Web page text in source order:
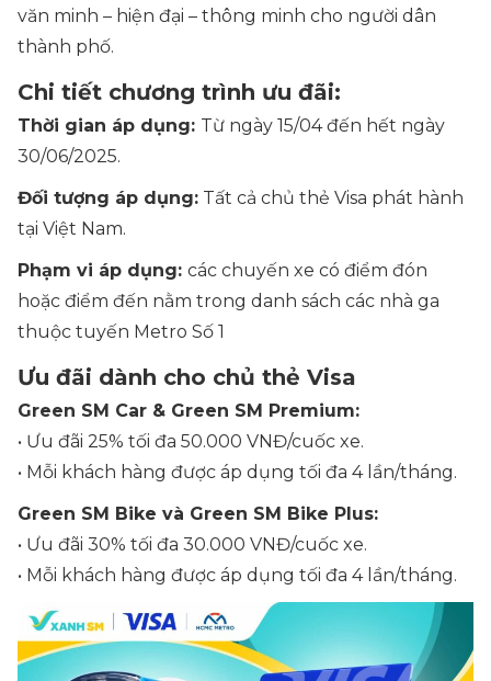
văn minh – hiện đại – thông minh cho người dân
thành phố.
Chi tiết chương trình ưu đãi:
Thời gian áp dụng: Từ ngày 15/04 đến hết ngày
30/06/2025.
Đối tượng áp dụng: Tất cả chủ thẻ Visa phát hành
tại Việt Nam.
Phạm vi áp dụng: các chuyến xe có điểm đón
hoặc điểm đến nằm trong danh sách các nhà ga
thuộc tuyến Metro Số 1
Ưu đãi dành cho chủ thẻ Visa
Green SM Car & Green SM Premium:
• Ưu đãi 25% tối đa 50.000 VNĐ/cuốc xe.
• Mỗi khách hàng được áp dụng tối đa 4 lần/tháng.
Green SM Bike và Green SM Bike Plus:
• Ưu đãi 30% tối đa 30.000 VNĐ/cuốc xe.
• Mỗi khách hàng được áp dụng tối đa 4 lần/tháng.